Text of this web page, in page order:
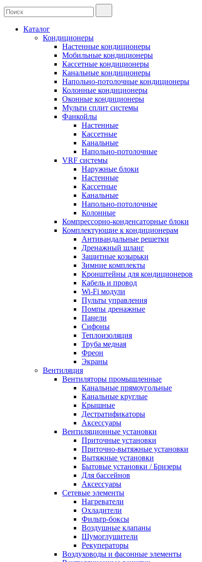
Каталог
Кондиционеры
Настенные кондиционеры
Мобильные кондиционеры
Кассетные кондиционеры
Канальные кондиционеры
Напольно-потолочные кондиционеры
Колонные кондиционеры
Оконные кондиционеры
Мульти сплит системы
Фанкойлы
Настенные
Кассетные
Канальные
Напольно-потолочные
VRF системы
Наружные блоки
Настенные
Кассетные
Канальные
Напольно-потолочные
Колонные
Компрессорно-конденсаторные блоки
Комплектующие к кондиционерам
Антивандальные решетки
Дренажный шланг
Защитные козырьки
Зимние комплекты
Кронштейны для кондиционеров
Кабель и провод
Wi-Fi модули
Пульты управления
Помпы дренажные
Панели
Сифоны
Теплоизоляция
Труба медная
Фреон
Экраны
Вентиляция
Вентиляторы промышленные
Канальные прямоугольные
Канальные круглые
Крышные
Дестратификаторы
Аксессуары
Вентиляционные установки
Приточные установки
Приточно-вытяжные установки
Вытяжные установки
Бытовые установки / Бризеры
Для бассейнов
Аксессуары
Сетевые элементы
Нагреватели
Охладители
Фильтр-боксы
Воздушные клапаны
Шумоглушители
Рекуператоры
Воздуховоды и фасонные элементы